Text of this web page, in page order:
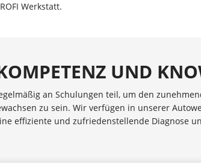
Werkstatt.
UND
an Schulungen teil, um den
zu sein. Wir verfügen in unserer
effiziente und zufriedenstellende Diagnose